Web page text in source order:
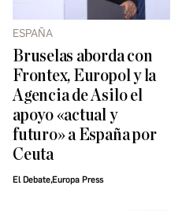
ESPAÑA
Bruselas aborda con
Frontex, Europol y la
Agencia de Asilo el
apoyo «actual y
futuro» a España por
Ceuta
El Debate,Europa Press